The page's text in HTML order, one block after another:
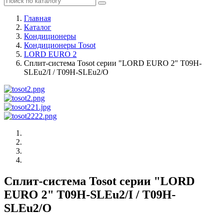
Главная
Каталог
Кондиционеры
Кондиционеры Tosot
LORD EURO 2
Сплит-система Tosot серии "LORD EURO 2" T09H-
SLEu2/I / T09H-SLEu2/O
Сплит-система Tosot серии "LORD
EURO 2" T09H-SLEu2/I / T09H-
SLEu2/O